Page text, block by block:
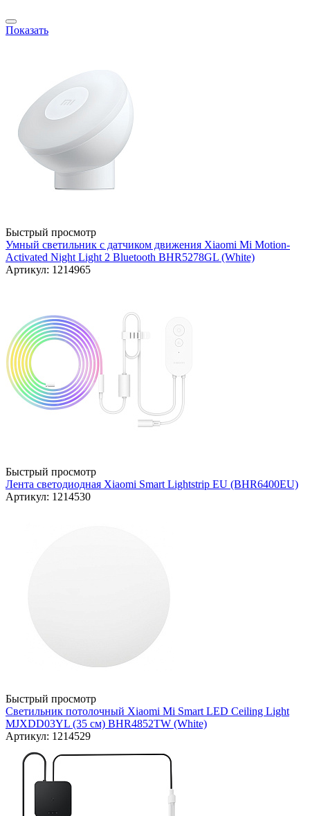
Показать
Быстрый просмотр
Умный светильник с датчиком движения Xiaomi Mi Motion-
Activated Night Light 2 Bluetooth BHR5278GL (White)
Артикул: 1214965
Быстрый просмотр
Лента светодиодная Xiaomi Smart Lightstrip EU (BHR6400EU)
Артикул: 1214530
Быстрый просмотр
Светильник потолочный Xiaomi Mi Smart LED Ceiling Light
MJXDD03YL (35 cм) BHR4852TW (White)
Артикул: 1214529